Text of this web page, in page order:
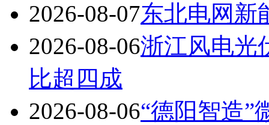
2026-08-07东北电网新
2026-08-06浙江风电光
比超四成
2026-08-06“德阳智造”